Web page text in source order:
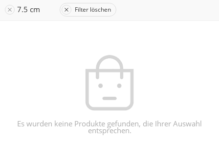
7.5 cm Filter löschen
Es wurden keine Produkte gefunden, die Ihrer Auswahl
entsprechen.